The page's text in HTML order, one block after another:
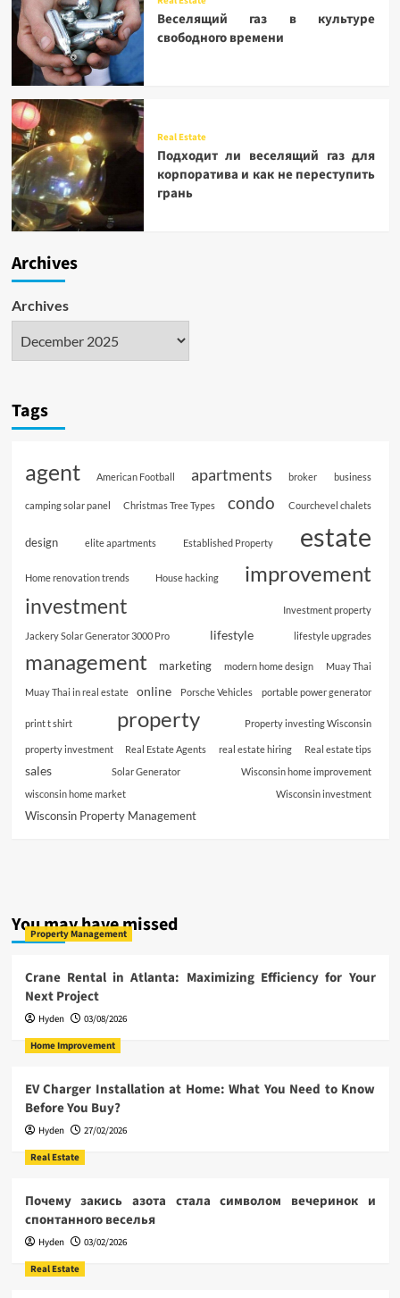
Веселящий газ в культуре
свободного времени
Real Estate
Подходит ли веселящий газ для
корпоратива и как не переступить
грань
Archives
Archives
Tags
agent American Football apartments broker business
camping solar panel Christmas Tree Types condo Courchevel chalets
design elite apartments Established Property estate
Home renovation trends House hacking improvement
investment Investment property
Jackery Solar Generator 3000 Pro lifestyle lifestyle upgrades
management marketing modern home design Muay Thai
Muay Thai in real estate online Porsche Vehicles portable power generator
print t shirt property Property investing Wisconsin
property investment Real Estate Agents real estate hiring Real estate tips
sales Solar Generator
Wisconsin home improvement
wisconsin home market
Wisconsin investment
Wisconsin Property Management
You may have missed
Property Management
Crane Rental in Atlanta: Maximizing Efficiency for Your
Next Project
Hyden
03/08/2026
Home Improvement
EV Charger Installation at Home: What You Need to Know
Before You Buy?
Hyden
27/02/2026
Real Estate
Почему закись азота стала символом вечеринок и
спонтанного веселья
Hyden
03/02/2026
Real Estate